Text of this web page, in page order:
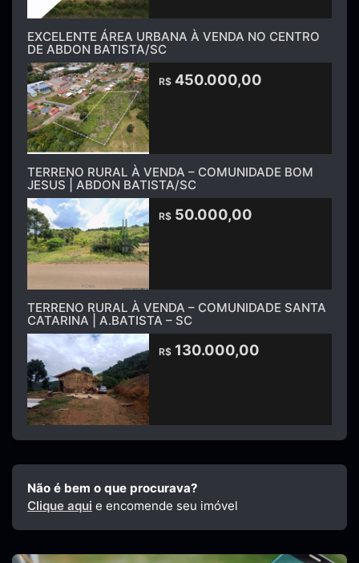
EXCELENTE ÁREA URBANA À VENDA NO CENTRO
DE ABDON BATISTA/SC
R$ 450.000,00
TERRENO RURAL À VENDA – COMUNIDADE BOM
JESUS | ABDON BATISTA/SC
R$ 50.000,00
TERRENO RURAL À VENDA – COMUNIDADE SANTA
CATARINA | A.BATISTA – SC
R$ 130.000,00
Não é bem o que procurava?
Clique aqui e encomende seu imóvel